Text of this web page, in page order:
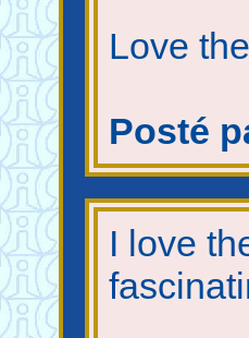
Love
Posté
I love